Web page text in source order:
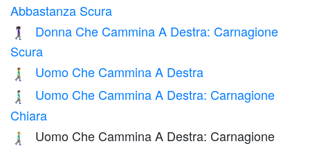
Abbastanza Scura
🚶🏿‍♀️‍➡️
Donna Che Cammina A Destra: Carnagione
Scura
🚶‍♂️‍➡️ Uomo Che Cammina A Destra
🚶🏻‍♂️‍➡️
Uomo Che Cammina A Destra: Carnagione
Chiara
🚶🏼‍♂️‍➡️
Uomo Che Cammina A Destra: Carnagione